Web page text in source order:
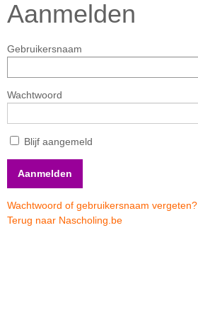
Aanmelden
Gebruikersnaam
Wachtwoord
Blijf aangemeld
Wachtwoord of gebruikersnaam vergeten?
Terug naar Nascholing.be